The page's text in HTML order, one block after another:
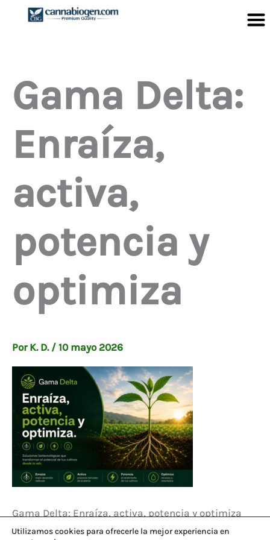
Gama Delta:
Enraíza,
activa,
potencia y
optimiza
Por K. D. / 10 mayo 2026
Gama Delta: Enraíza, activa, potencia y optimiza
Utilizamos cookies para ofrecerle la mejor experiencia en